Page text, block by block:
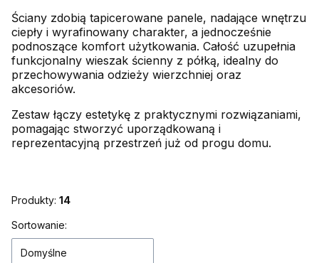
Ściany zdobią tapicerowane panele, nadające wnętrzu
ciepły i wyrafinowany charakter, a jednocześnie
podnoszące komfort użytkowania. Całość uzupełnia
funkcjonalny wieszak ścienny z półką, idealny do
przechowywania odzieży wierzchniej oraz
akcesoriów.
Zestaw łączy estetykę z praktycznymi rozwiązaniami,
pomagając stworzyć uporządkowaną i
reprezentacyjną przestrzeń już od progu domu.
Produkty: 14
Lista produktów
Sortowanie:
Domyślne